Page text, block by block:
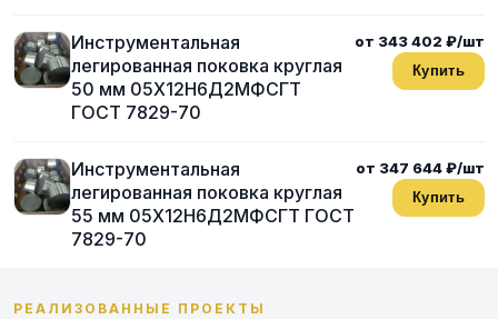
Инструментальная
легированная поковка круглая
50 мм 05Х12Н6Д2МФСГТ
ГОСТ 7829-70
от 343 402 ₽/шт
Купить
Инструментальная
легированная поковка круглая
55 мм 05Х12Н6Д2МФСГТ ГОСТ
7829-70
от 347 644 ₽/шт
Купить
РЕАЛИЗОВАННЫЕ ПРОЕКТЫ